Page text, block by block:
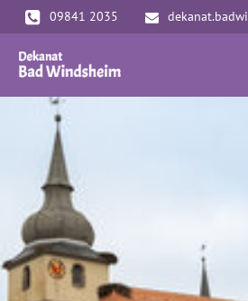
Zum Hauptinhalt springen
09841 2035